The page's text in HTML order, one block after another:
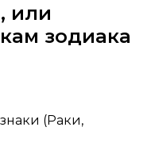
или
зодиака
(Раки,